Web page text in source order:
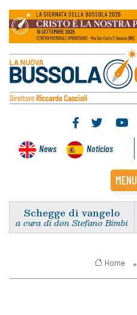
News Noticias
MENU
Schegge di vangelo
a cura di don Stefano Bimbi
Home